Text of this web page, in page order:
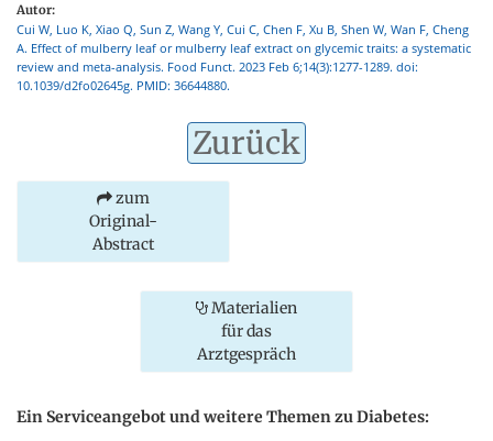
Autor:
Cui W, Luo K, Xiao Q, Sun Z, Wang Y, Cui C, Chen F, Xu B, Shen W, Wan F, Cheng
A. Effect of mulberry leaf or mulberry leaf extract on glycemic traits: a systematic
review and meta-analysis. Food Funct. 2023 Feb 6;14(3):1277-1289. doi:
10.1039/d2fo02645g. PMID: 36644880.
Zurück
zum
Original-
Abstract
Materialien
für das
Arztgespräch
Ein Serviceangebot und weitere Themen zu Diabetes: